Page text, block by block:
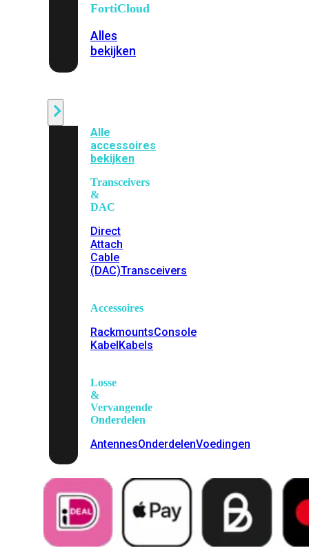
FortiCloud
Alles
bekijken
Alle
accessoires
bekijken
Transceivers
&
DAC
Direct
Attach
Cable
(DAC)Transceivers
Accessoires
RackmountsConsole
KabelKabels
Losse
&
Vervangende
Onderdelen
AntennesOnderdelenVoedingen